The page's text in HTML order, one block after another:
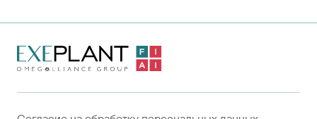
На главную
страницу